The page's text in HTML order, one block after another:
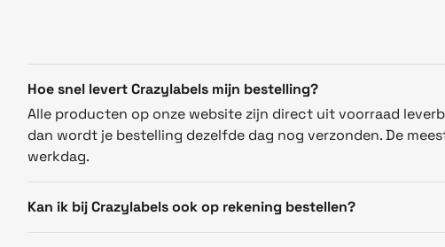
Hoe snel levert Crazylabels mijn bestelling?
Alle producten op onze website zijn direct uit voorraad
dan wordt je bestelling dezelfde dag nog verzonden. De
werkdag.
Kan ik bij Crazylabels ook op rekening bestellen?